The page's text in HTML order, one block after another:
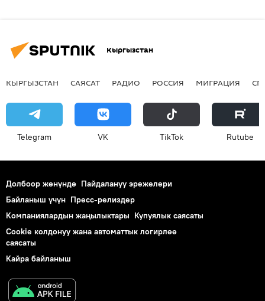
Кыргызстан
КЫРГЫЗСТАН САЯСАТ РАДИО РОССИЯ МИГРАЦИЯ
Telegram VK ТikТоk Rutube
Долбоор жөнүндө Пайдалануу эрежелери
Байланыш үчүн Пресс-релиздер
Компаниялардын жаңылыктары Купуялык саясаты
Cookie колдонуу жана автоматтык логирлөө
саясаты
Кайра байланыш